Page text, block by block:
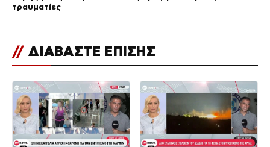
τραυματίες
// ΔΙΑΒΑΣΤΕ ΕΠΙΣΗΣ